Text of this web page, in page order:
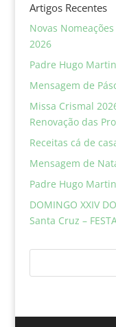
Artigos Recentes
Novas
2026
Padre Hugo
Mensagem de
Missa Crismal
Renovação das
Receitas cá de
Mensagem de
Padre Hugo
DOMINGO XXIV
Santa Cruz –